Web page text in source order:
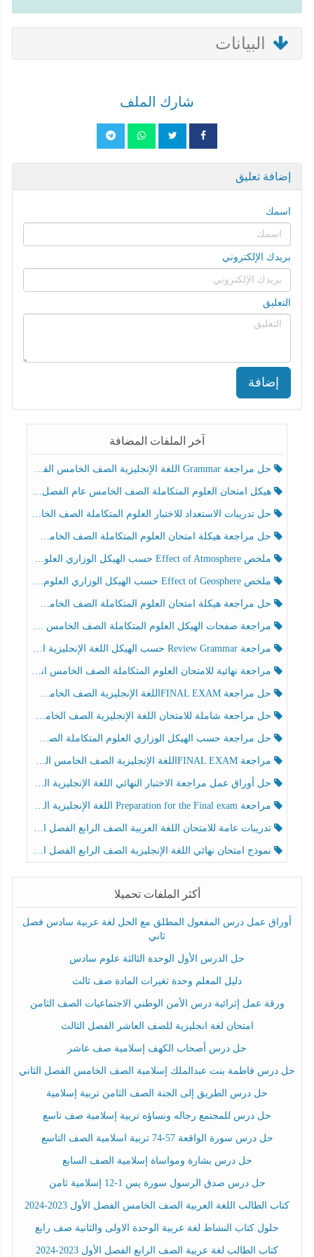
البيانات
شارك الملف
إضافة تعليق
اسمك
بريدك الإلكتروني
التعليق
إضافة
آخر الملفات المضافة
حل مراجعة Grammar اللغة الإنجليزية الصف الخامس الفصل الثالث
هيكل امتحان العلوم المتكاملة الصف الخامس عام الفصل الدراسي الثالث 2025-2026
حل تدريبات الاستعداد للاختبار العلوم المتكاملة الصف الخامس عام الفصل الثالث
حل مراجعة هيكلة امتحان العلوم المتكاملة الصف الخامس انسبير الفصل الثالث
ملخص Effect of Atmosphere حسب الهيكل الوزاري العلوم المتكاملة الصف الخامس انسبير الفصل الثالث
ملخص Effect of Geosphere حسب الهيكل الوزاري العلوم المتكاملة الصف الخامس انسبير الفصل الثالث
حل مراجعة هيكلة امتحان العلوم المتكاملة الصف الخامس عام الفصل الثالث
مراجعة صفحات الهيكل العلوم المتكاملة الصف الخامس انسبير الفصل الثالث
مراجعة Review Grammar حسب الهيكل اللغة الإنجليزية الصف الخامس الفصل الثالث
مراجعة نهائية للامتحان العلوم المتكاملة الصف الخامس انسبير الفصل الثالث
حل مراجعة FINAL EXAMاللغة الإنجليزية الصف الخامس الفصل الثالث
حل مراجعة شاملة للامتحان اللغة الإنجليزية الصف الخامس الفصل الثالث
حل مراجعة حسب الهيكل الوزاري العلوم المتكاملة الصف الخامس عام الفصل الثالث
مراجعة FINAL EXAMاللغة الإنجليزية الصف الخامس الفصل الثالث
حل أوراق عمل مراجعة الاختبار النهائي اللغة الإنجليزية الصف الرابع الفصل الثالث
مراجعة Preparation for the Final exam اللغة الإنجليزية الصف الرابع الفصل الثالث
تدريبات عامة للامتحان اللغة العربية الصف الرابع الفصل الثالث
نموذج امتحان نهائي اللغة الإنجليزية الصف الرابع الفصل الثالث
أكثر الملفات تحميلا
أوراق عمل درس المفعول المطلق مع الحل لغة عربية سادس فصل
ثاني
حل الدرس الأول الوحدة الثالثة علوم سادس
دليل المعلم وحدة تغيرات المادة صف ثالث
ورقة عمل إثرائية درس الأمن الوطني الاجتماعيات الصف الثامن
امتحان لغة انجليزية للصف العاشر الفصل الثالث
حل درس أصحاب الكهف إسلامية صف عاشر
حل درس فاطمة بنت عبدالملك إسلامية الصف الخامس الفصل الثاني
حل درس الطريق إلى الجنة الصف الثامن تربية إسلامية
حل درس للمجتمع رجاله ونساؤه تربية إسلامية صف تاسع
حل درس سورة الواقعة 57-74 تربية اسلامية الصف التاسع
حل درس بشارة ومواساة إسلامية الصف السابع
حل درس صدق الرسول سورة يس 1-12 إسلامية ثامن
كتاب الطالب اللغة العربية الصف الخامس الفصل الأول 2023-2024
حلول كتاب النشاط لغة عربية الوحدة الاولى والثانية صف رابع
كتاب الطالب لغة عربية الصف الرابع الفصل الأول 2023-2024